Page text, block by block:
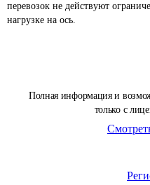
Полная информация и
только с
перевозок не действуют
нагрузке на ось.